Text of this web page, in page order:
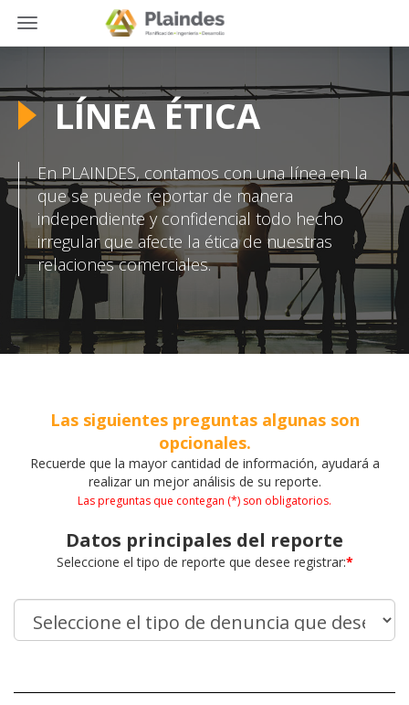
Toggle
Toggle
LÍNEA ÉTICA
En PLAINDES, contamos con una línea en la
que se puede reportar de manera
independiente y confidencial todo hecho
irregular que afecte la ética de nuestras
relaciones comerciales.
Las siguientes preguntas algunas son
opcionales.
Recuerde que la mayor cantidad de información, ayudará a
realizar un mejor análisis de su reporte.
Las preguntas que contegan (*) son obligatorios.
Datos principales del reporte
Seleccione el tipo de reporte que desee registrar:*